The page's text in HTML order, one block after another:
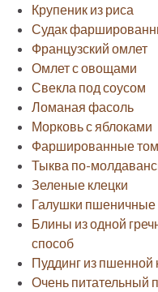
Крупеник из риса
Судак
Французский омлет
Омлет с овощами
Свекла под соусом
Ломаная фасоль
Морковь с яблоками
Фаршированные
Тыква по-
Зеленые клецки
Галушки
Блины из одной
способ
Пуддинг из пшенной
Очень питательный